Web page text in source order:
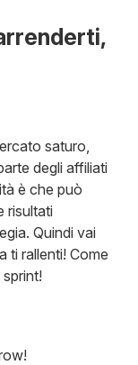
saturo,
degli affiliati
è che può
risultati
Quindi vai
ti rallenti! Come